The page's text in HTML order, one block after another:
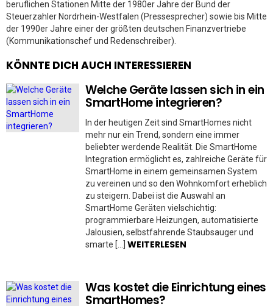
beruflichen Stationen Mitte der 1980er Jahre der Bund der
Steuerzahler Nordrhein-Westfalen (Pressesprecher) sowie bis Mitte
der 1990er Jahre einer der größten deutschen Finanzvertriebe
(Kommunikationschef und Redenschreiber).
KÖNNTE DICH AUCH INTERESSIEREN
Welche Geräte lassen sich in ein
SmartHome integrieren?
In der heutigen Zeit sind SmartHomes nicht
mehr nur ein Trend, sondern eine immer
beliebter werdende Realität. Die SmartHome
Integration ermöglicht es, zahlreiche Geräte für
SmartHome in einem gemeinsamen System
zu vereinen und so den Wohnkomfort erheblich
zu steigern. Dabei ist die Auswahl an
SmartHome Geräten vielschichtig:
programmierbare Heizungen, automatisierte
Jalousien, selbstfahrende Staubsauger und
smarte […] WEITERLESEN
Was kostet die Einrichtung eines
SmartHomes?